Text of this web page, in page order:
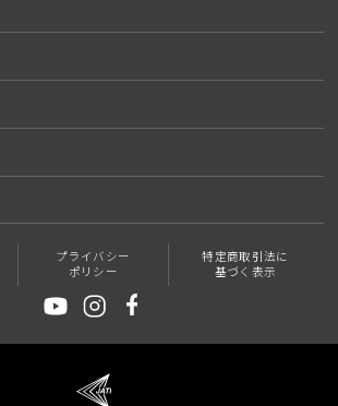
プライバシー
ポリシー
特定商取引法に
基づく表示